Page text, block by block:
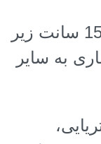
برای درمان باید ساقه را از 15 سانت زیر
به سایر